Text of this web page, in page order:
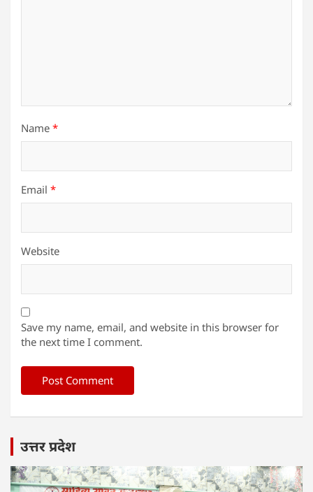
Name *
Email *
Website
Save my name, email, and website in this browser for
the next time I comment.
उत्तर प्रदेश